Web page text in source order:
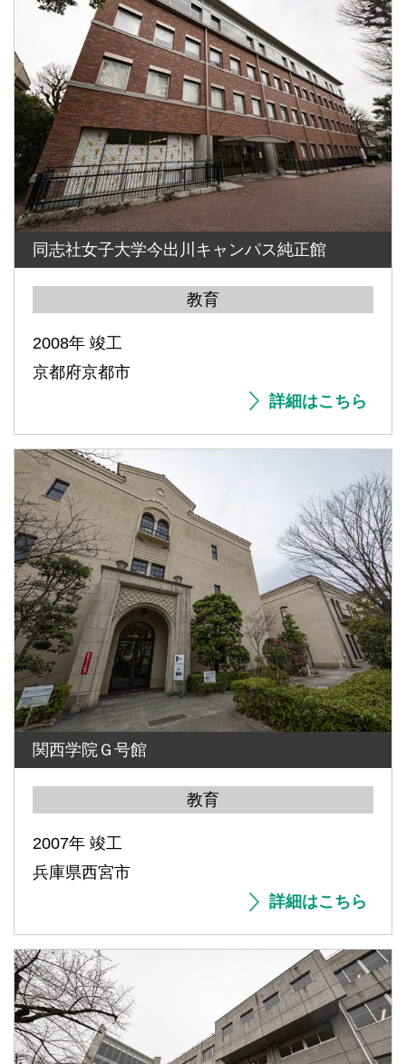
同志社女子大学今出川キャンパス純正館
教育
2008年 竣工
京都府京都市
詳細はこちら
関西学院Ｇ号館
教育
2007年 竣工
兵庫県西宮市
詳細はこちら